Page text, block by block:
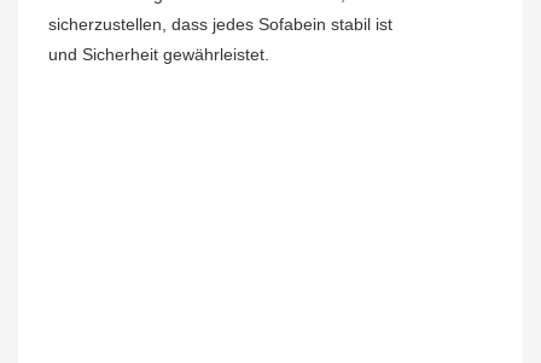
sicherzustellen, dass jedes Sofabein stabil ist
und Sicherheit gewährleistet.